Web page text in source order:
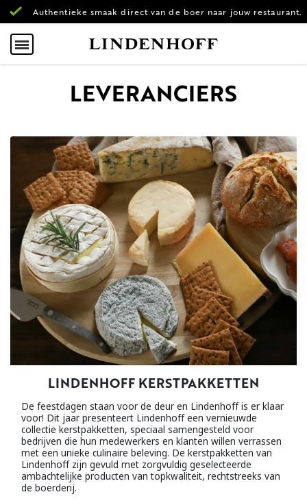
Authentieke smaak direct van de boer naar jouw restaurant.
LEVERANCIERS
LINDENHOFF KERSTPAKKETTEN
De feestdagen staan voor de deur en Lindenhoff is er klaar
voor! Dit jaar presenteert Lindenhoff een vernieuwde
collectie kerstpakketten, speciaal samengesteld voor
bedrijven die hun medewerkers en klanten willen verrassen
met een unieke culinaire beleving. De kerstpakketten van
Lindenhoff zijn gevuld met zorgvuldig geselecteerde
ambachtelijke producten van topkwaliteit, rechtstreeks van
de boerderij.